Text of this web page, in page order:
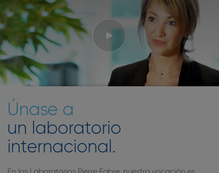
Únase a
un laboratorio
internacional.